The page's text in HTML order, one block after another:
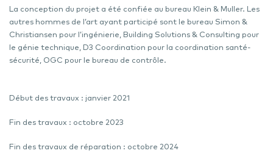
La conception du projet a été confiée au bureau Klein & Muller. Les
autres hommes de l’art ayant participé sont le bureau Simon &
Christiansen pour l’ingénierie, Building Solutions & Consulting pour
le génie technique, D3 Coordination pour la coordination santé-
sécurité, OGC pour le bureau de contrôle.
Début des travaux : janvier 2021
Fin des travaux : octobre 2023
Fin des travaux de réparation : octobre 2024